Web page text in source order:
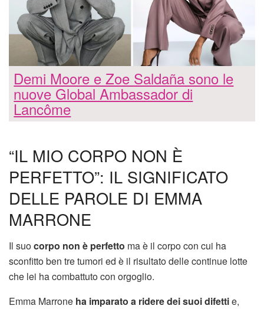
Demi Moore e Zoe Saldaña sono le
nuove Global Ambassador di
Lancôme
“IL MIO CORPO NON È
PERFETTO”: IL SIGNIFICATO
DELLE PAROLE DI EMMA
MARRONE
Il suocorpo non è perfetto ma è il corpo con cui ha
sconfitto ben tre tumori ed è il risultato delle continue lotte
che lei ha combattuto con orgoglio.
Emma Marrone ha imparato a ridere dei suoi difettie,